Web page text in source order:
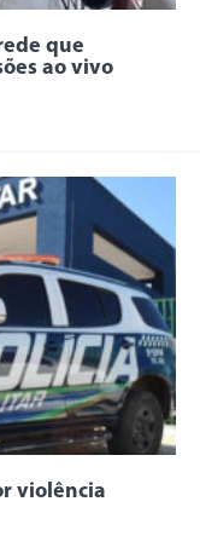
que
ao vivo
violência